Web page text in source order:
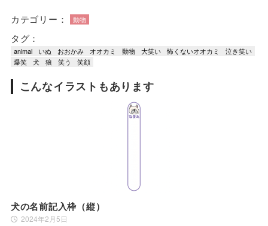
カテゴリー： 動物
タグ：
animal いぬ おおかみ オオカミ 動物 大笑い 怖くないオオカミ
泣き笑い
爆笑
犬 狼 笑う 笑顔
こんなイラストもあります
犬の名前記入枠（縦）
2024年2月5日